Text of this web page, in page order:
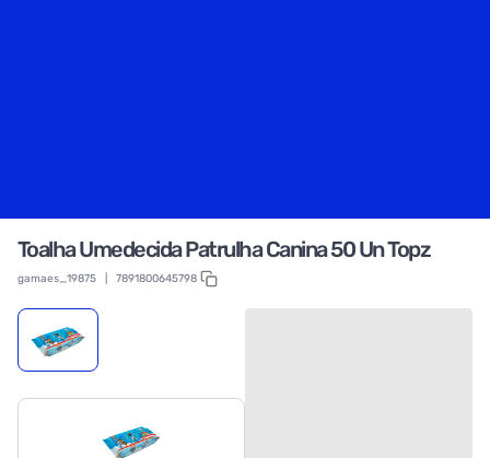
Toalha Umedecida Patrulha Canina 50 Un Topz
gamaes_19875 7891800645798